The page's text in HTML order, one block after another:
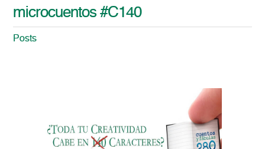
microcuentos #C140
Posts